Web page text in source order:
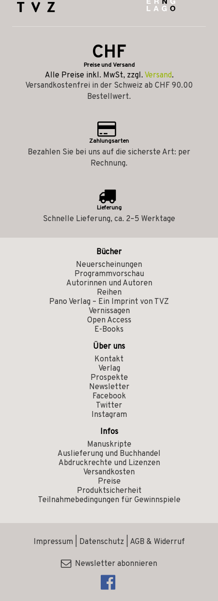
CHF
Preise und Versand
Alle Preise inkl. MwSt, zzgl. Versand.
Versandkostenfrei in der Schweiz ab CHF 90.00
Bestellwert.
Zahlungsarten
Bezahlen Sie bei uns auf die sicherste Art: per
Rechnung.
Lieferung
Schnelle Lieferung, ca. 2–5 Werktage
Bücher
Neuerscheinungen
Programmvorschau
Autorinnen und Autoren
Reihen
Pano Verlag – Ein Imprint von TVZ
Vernissagen
Open Access
E-Books
Über uns
Kontakt
Verlag
Prospekte
Newsletter
Facebook
Twitter
Instagram
Infos
Manuskripte
Auslieferung und Buchhandel
Abdruckrechte und Lizenzen
Versandkosten
Preise
Produktsicherheit
Teilnahmebedingungen für Gewinnspiele
Impressum Datenschutz AGB & Widerruf
Newsletter abonnieren